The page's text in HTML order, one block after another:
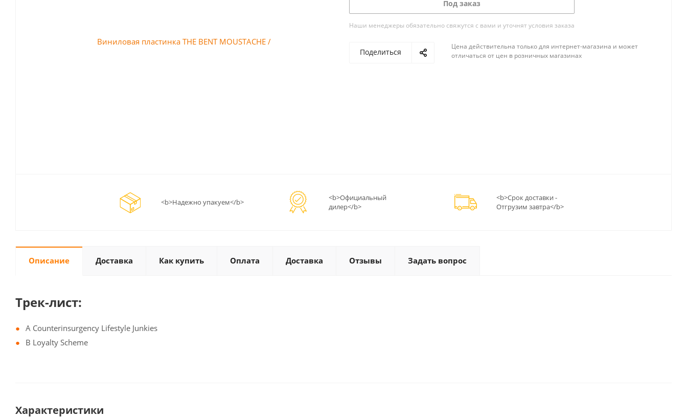
Под заказ
Наши менеджеры обязательно свяжутся с вами и уточнят условия заказа
Поделиться
Цена действительна только для интернет-магазина и может
отличаться от цен в розничных магазинах
<b>Надежно упакуем</b>
<b>Официальный
дилер</b>
<b>Срок доставки -
Отгрузим завтра</b>
Описание Доставка Как купить Оплата Доставка Отзывы Задать вопрос
Трек-лист:
A Counterinsurgency Lifestyle Junkies
B Loyalty Scheme
Характеристики